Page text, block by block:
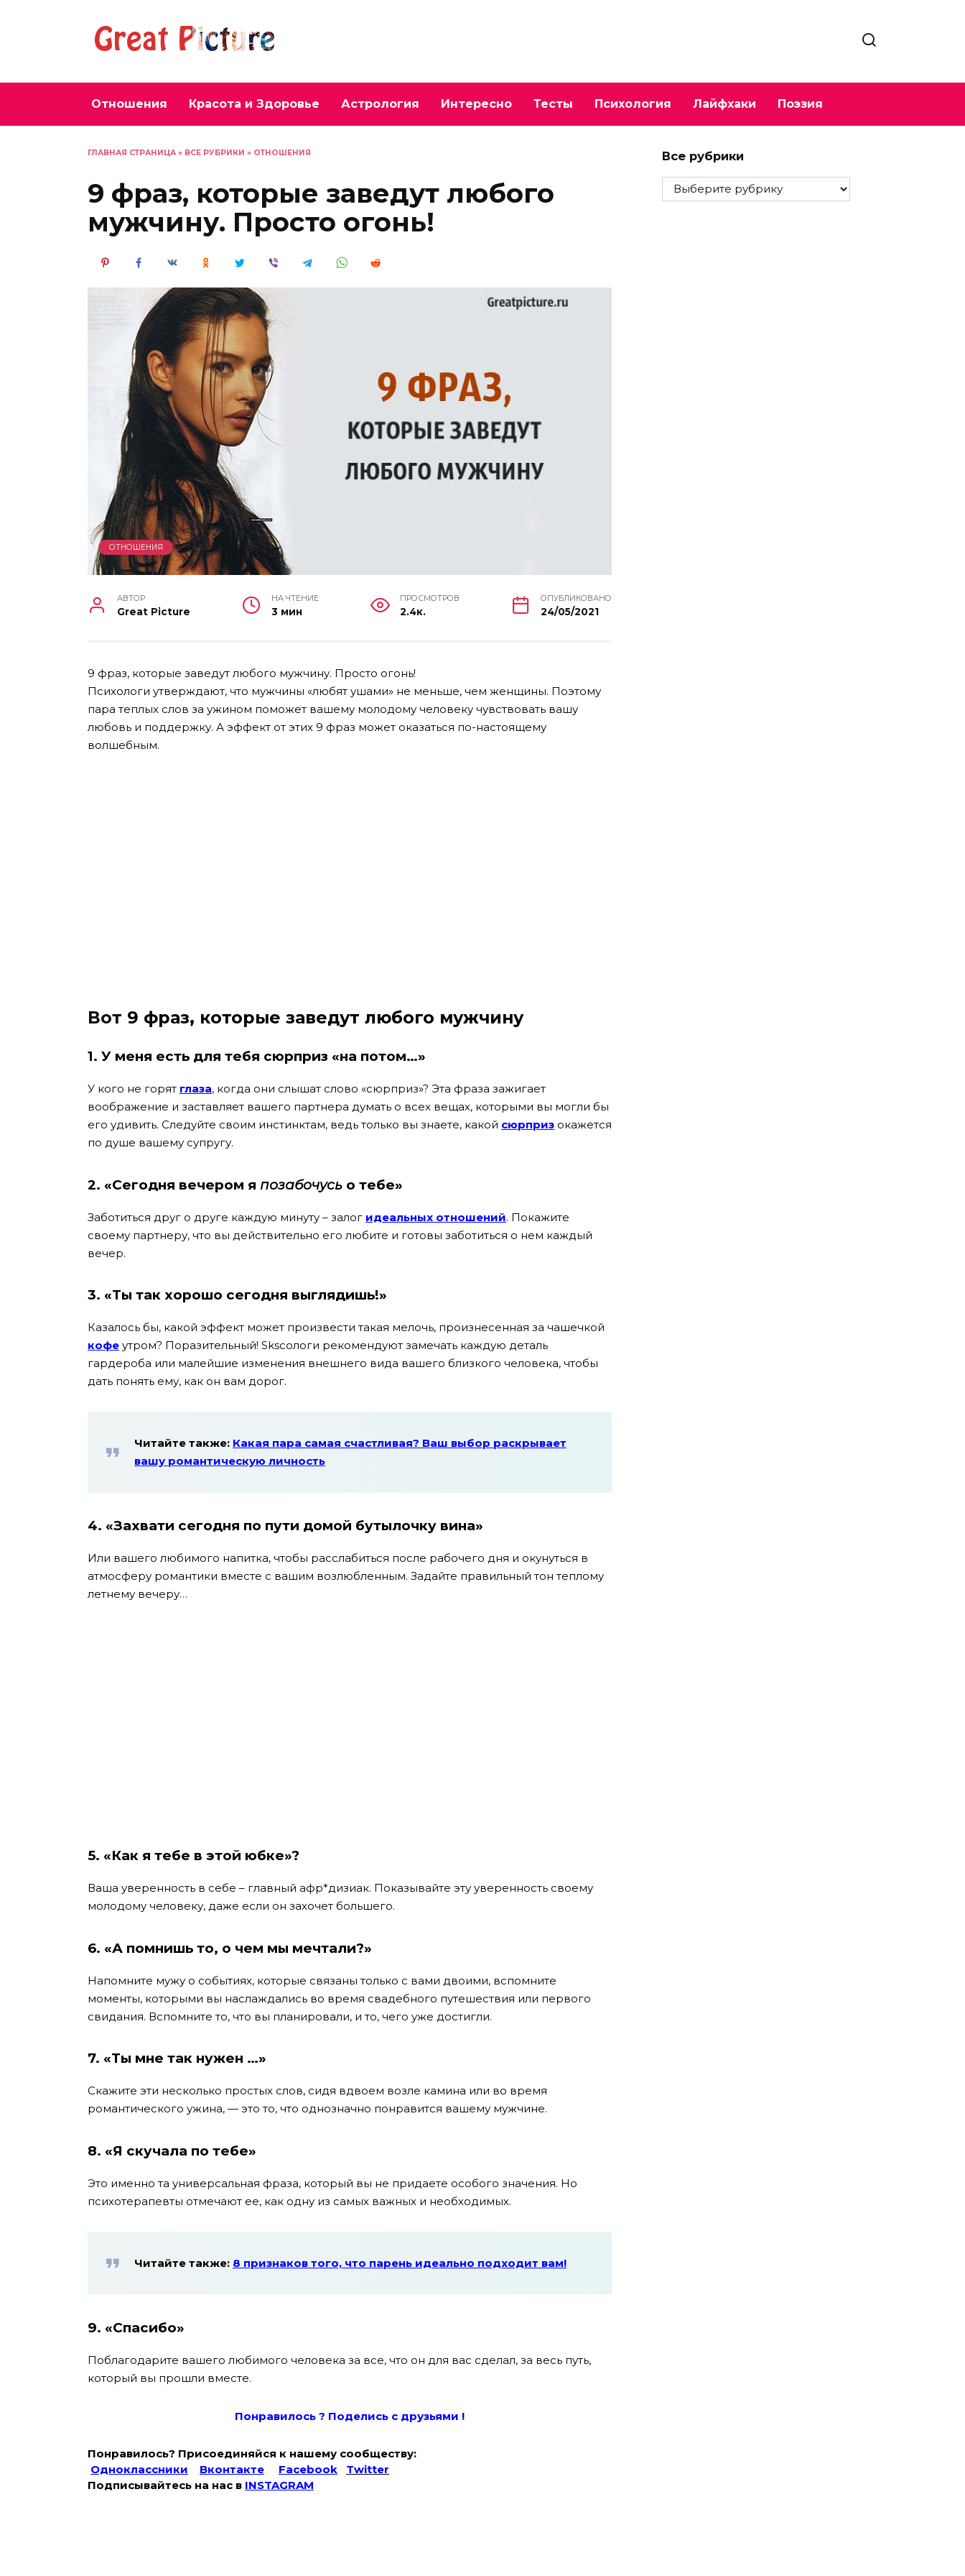
Отношения Красота и Здоровье Астрология Интересно Тесты Психология Лайфхаки Поэзия
ГЛАВНАЯ СТРАНИЦА » ВСЕ РУБРИКИ » ОТНОШЕНИЯ
9 фраз, которые заведут любого
мужчину. Просто огонь!
ОТНОШЕНИЯ
АВТОР
Great Picture
НА ЧТЕНИЕ
3 мин
ПРОСМОТРОВ
2.4к.
ОПУБЛИКОВАНО
24/05/2021
9 фраз, которые заведут любого мужчину. Просто огонь!
Психологи утверждают, что мужчины «любят ушами» не меньше, чем женщины. Поэтому
пара теплых слов за ужином поможет вашему молодому человеку чувствовать вашу
любовь и поддержку. А эффект от этих 9 фраз может оказаться по-настоящему
волшебным.
Вот 9 фраз, которые заведут любого мужчину
1. У меня есть для тебя сюрприз «на потом…»
У кого не горят глаза, когда они слышат слово «сюрприз»? Эта фраза зажигает
воображение и заставляет вашего партнера думать о всех вещах, которыми вы могли бы
его удивить. Следуйте своим инстинктам, ведь только вы знаете, какой сюрприз окажется
по душе вашему супругу.
2. «Сегодня вечером я позабочусь о тебе»
Заботиться друг о друге каждую минуту – залог идеальных отношений. Покажите
своему партнеру, что вы действительно его любите и готовы заботиться о нем каждый
вечер.
3. «Ты так хорошо сегодня выглядишь!»
Казалось бы, какой эффект может произвести такая мелочь, произнесенная за чашечкой
кофе утром? Поразительный! Sksсологи рекомендуют замечать каждую деталь
гардероба или малейшие изменения внешнего вида вашего близкого человека, чтобы
дать понять ему, как он вам дорог.
Читайте также: Какая пара самая счастливая? Ваш выбор раскрывает
вашу романтическую личность
4. «Захвати сегодня по пути домой бутылочку вина»
Или вашего любимого напитка, чтобы расслабиться после рабочего дня и окунуться в
атмосферу романтики вместе с вашим возлюбленным. Задайте правильный тон теплому
летнему вечеру…
5. «Как я тебе в этой юбке»?
Ваша уверенность в себе – главный афр*дизиак. Показывайте эту уверенность своему
молодому человеку, даже если он захочет большего.
6. «А помнишь то, о чем мы мечтали?»
Напомните мужу о событиях, которые связаны только с вами двоими, вспомните
моменты, которыми вы наслаждались во время свадебного путешествия или первого
свидания. Вспомните то, что вы планировали, и то, чего уже достигли.
7. «Ты мне так нужен …»
Скажите эти несколько простых слов, сидя вдвоем возле камина или во время
романтического ужина, — это то, что однозначно понравится вашему мужчине.
8. «Я скучала по тебе»
Это именно та универсальная фраза, который вы не придаете особого значения. Но
психотерапевты отмечают ее, как одну из самых важных и необходимых.
Читайте также: 8 признаков того, что парень идеально подходит вам!
9. «Спасибо»
Поблагодарите вашего любимого человека за все, что он для вас сделал, за весь путь,
который вы прошли вместе.
Понравилось ? Поделись с друзьями !
Понравилось? Присоединяйся к нашему сообществу:
Одноклассники
Вконтакте Facebook
Twitter
Подписывайтесь на наc в INSTAGRAM
Все рубрики
Все
рубрики